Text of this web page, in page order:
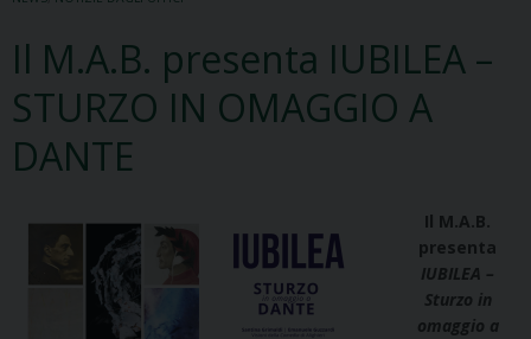
Il M.A.B. presenta IUBILEA –
STURZO IN OMAGGIO A
DANTE
Il M.A.B.
presenta
IUBILEA –
Sturzo in
omaggio a